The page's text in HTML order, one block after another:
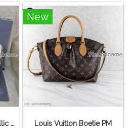
Balenciaga Classic Metallic Edge City Bag
New
Louis Vuitton Boetie PM